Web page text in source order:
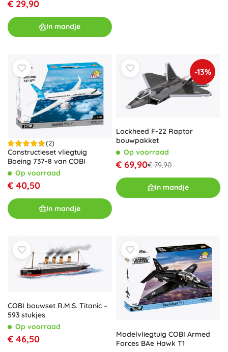
€ 29,90
In mandje
(2)
Constructieset vliegtuig
Boeing 737-8 van COBI
Op voorraad
€ 40,50
In mandje
-13%
Lockheed F-22 Raptor
bouwpakket
Op voorraad
€ 69,90€ 79,90
In mandje
COBI bouwset R.M.S. Titanic –
593 stukjes
Op voorraad
€ 46,50
Modelvliegtuig COBI Armed
Forces BAe Hawk T1